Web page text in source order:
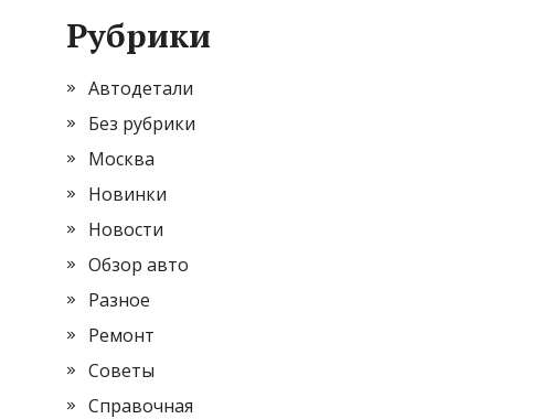
Рубрики
Автодетали
Без рубрики
Москва
Новинки
Новости
Обзор авто
Разное
Ремонт
Советы
Справочная